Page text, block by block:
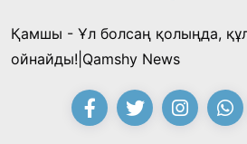
Қонаев қаласының әкімі
қабылдады
16:27, 23 Шілде 2026
Қамшы - Ұл болсаң қолыңда,
ойнайды!|Qamshy News